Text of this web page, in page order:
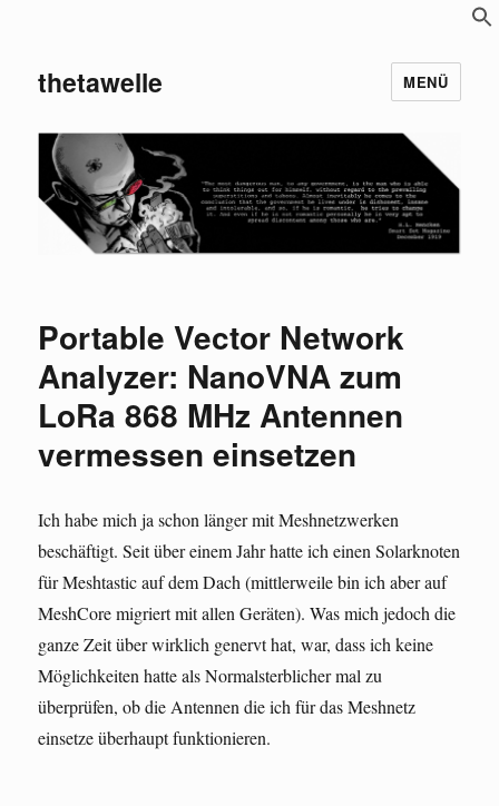
thetawelle MENÜ
Portable Vector Network
Analyzer: NanoVNA zum
LoRa 868 MHz Antennen
vermessen einsetzen
Ich habe mich ja schon länger mit Meshnetzwerken
beschäftigt. Seit über einem Jahr hatte ich einen Solarknoten
für Meshtastic auf dem Dach (mittlerweile bin ich aber auf
MeshCore migriert mit allen Geräten). Was mich jedoch die
ganze Zeit über wirklich genervt hat, war, dass ich keine
Möglichkeiten hatte als Normalsterblicher mal zu
überprüfen, ob die Antennen die ich für das Meshnetz
einsetze überhaupt funktionieren.